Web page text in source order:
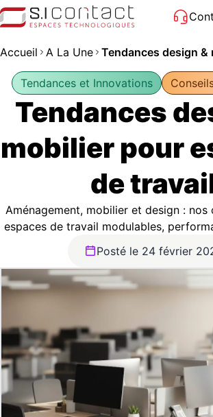
Accueil A La Une
Tendances et Innovations
Tendances
mobilier pour
de
Aménagement, mobilier et design : nos
espaces de travail modulables,
Posté le 24 février